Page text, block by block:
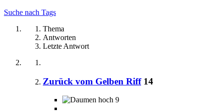
Suche nach Tags
Thema
Antworten
Letzte Antwort
Zurück vom Gelben Riff 14
9